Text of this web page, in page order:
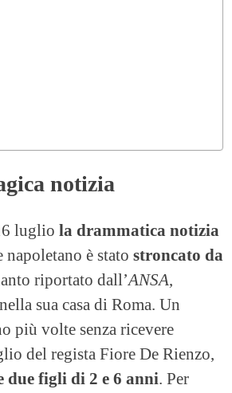
notizia
luglio la drammatica notizia
napoletano è stato stroncato da
riportato dall’ANSA,
sua casa di Roma. Un
più volte senza ricevere
del regista Fiore De Rienzo,
due figli di 2 e 6 anni. Per